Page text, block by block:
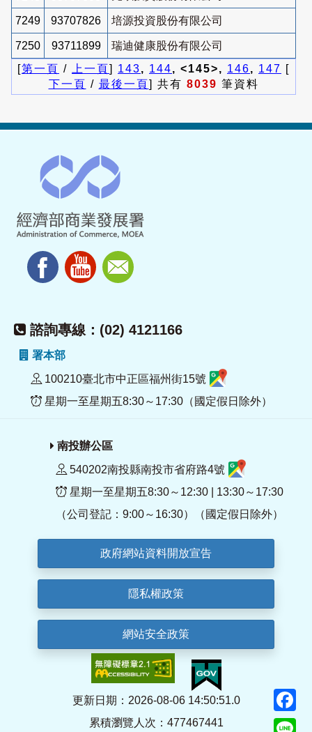
7249 93707826 培源投資股份有限公司
7250 93711899
瑞迪健康股份有限公司
[第一頁 / 上一頁] 143, 144, <145>, 146, 147 [
下一頁 / 最後一頁] 共有 8039 筆資料
諮詢專線：(02) 4121166
署本部
100210臺北市中正區福州街15號
星期一至星期五8:30～17:30（國定假日除外）
南投辦公區
540202南投縣南投市省府路4號
星期一至星期五8:30～12:30 | 13:30～17:30
（公司登記：9:00～16:30）（國定假日除外）
政府網站資料開放宣告
隱私權政策
網站安全政策
更新日期：2026-08-06 14:50:51.0
累積瀏覽人次：477467441